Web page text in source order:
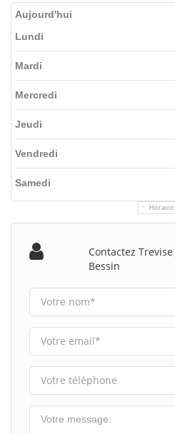
Aujourd'hui
Lundi
Mardi
Mercredi
Jeudi
Vendredi
Samedi
Contactez
Bessin